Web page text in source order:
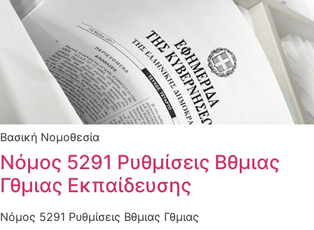
Βασική Νομοθεσία
Νόμος 5291 Ρυθμίσεις Βθμιας
Γθμιας Εκπαίδευσης
Νόμος 5291 Ρυθμίσεις Βθμιας Γθμιας